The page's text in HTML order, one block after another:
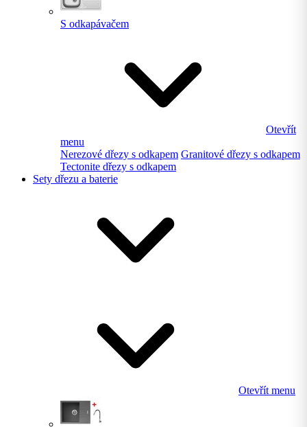
S odkapávačem
Otevřít
menu
Nerezové dřezy s odkapem Granitové dřezy s odkapem
Tectonite dřezy s odkapem
Sety dřezu a baterie
Otevřít menu